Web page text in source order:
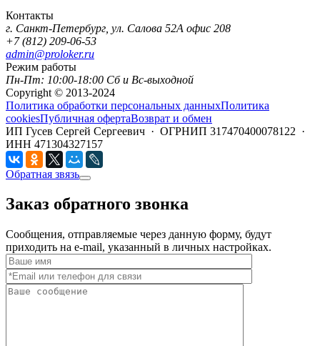
Контакты
г. Санкт-Петербург, ул. Салова 52А офис 208
+7 (812) 209-06-53
admin@proloker.ru
Режим работы
Пн-Пт: 10:00-18:00 Сб и Вс-выходной
Copyright © 2013-2024
Политика обработки персональных данныхПолитика
cookiesПубличная офертаВозврат и обмен
ИП Гусев Сергей Сергеевич · ОГРНИП 317470400078122 ·
ИНН 471304327157
Обратная звязь
Заказ обратного звонка
Сообщения, отправляемые через данную форму, будут
приходить на e-mail, указанный в личных настройках.